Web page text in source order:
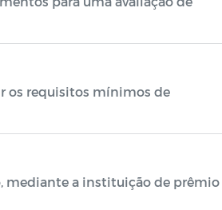
os requisitos mínimos de
mediante a instituição de prêmio